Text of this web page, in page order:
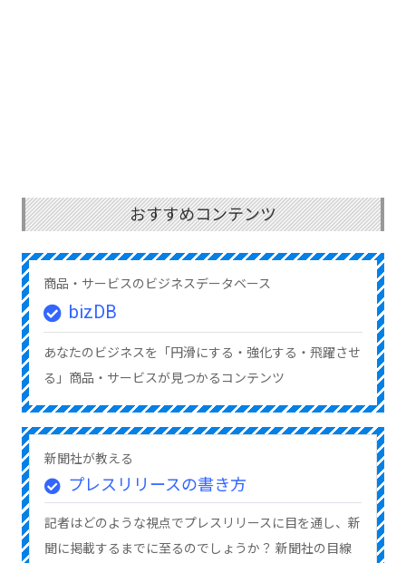
おすすめコンテンツ
商品・サービスのビジネスデータベース
bizDB
あなたのビジネスを「円滑にする・強化する・飛躍させ
る」商品・サービスが見つかるコンテンツ
新聞社が教える
プレスリリースの書き方
記者はどのような視点でプレスリリースに目を通し、新
聞に掲載するまでに至るのでしょうか？ 新聞社の目線